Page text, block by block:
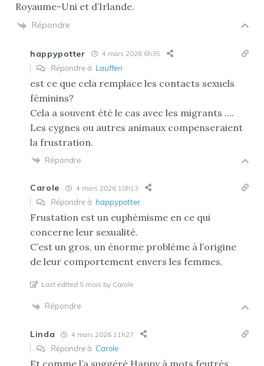
Royaume-Uni et d’Irlande.
Répondre
happypotter 4 mars 2026 6h35
Répondre à Lauffen
est ce que cela remplace les contacts sexuels
féminins?
Cela a souvent été le cas avec les migrants ….
Les cygnes ou autres animaux compenseraient
la frustration.
Répondre
Carole 4 mars 2026 10h13
Répondre à happypotter
Frustation est un euphémisme en ce qui
concerne leur sexualité.
C’est un gros, un énorme problème à l’origine
de leur comportement envers les femmes.
Last edited 5 mois by Carole
Répondre
Linda 4 mars 2026 11h27
Répondre à Carole